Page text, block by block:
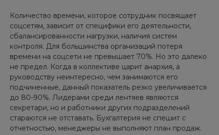
Количество времени, которое сотрудник посвящает
соцсетям, зависит от специфики его деятельности,
сбалансированности нагрузки, наличия систем
контроля. Для большинства организаций потеря
времени на соцсети не превышает 70%. Но это далеко
не предел. Когда в коллективе царит анархия, а
руководству неинтересно, чем занимаются его
подчиненные, данный показатель резко увеличивается
до 80-90%. Лидерами среди лентяев являются
секретари, но и работники других подразделений
стараются не отставать. Бухгалтерия не спешит с
отчетностью, менеджеры не выполняют план продаж.